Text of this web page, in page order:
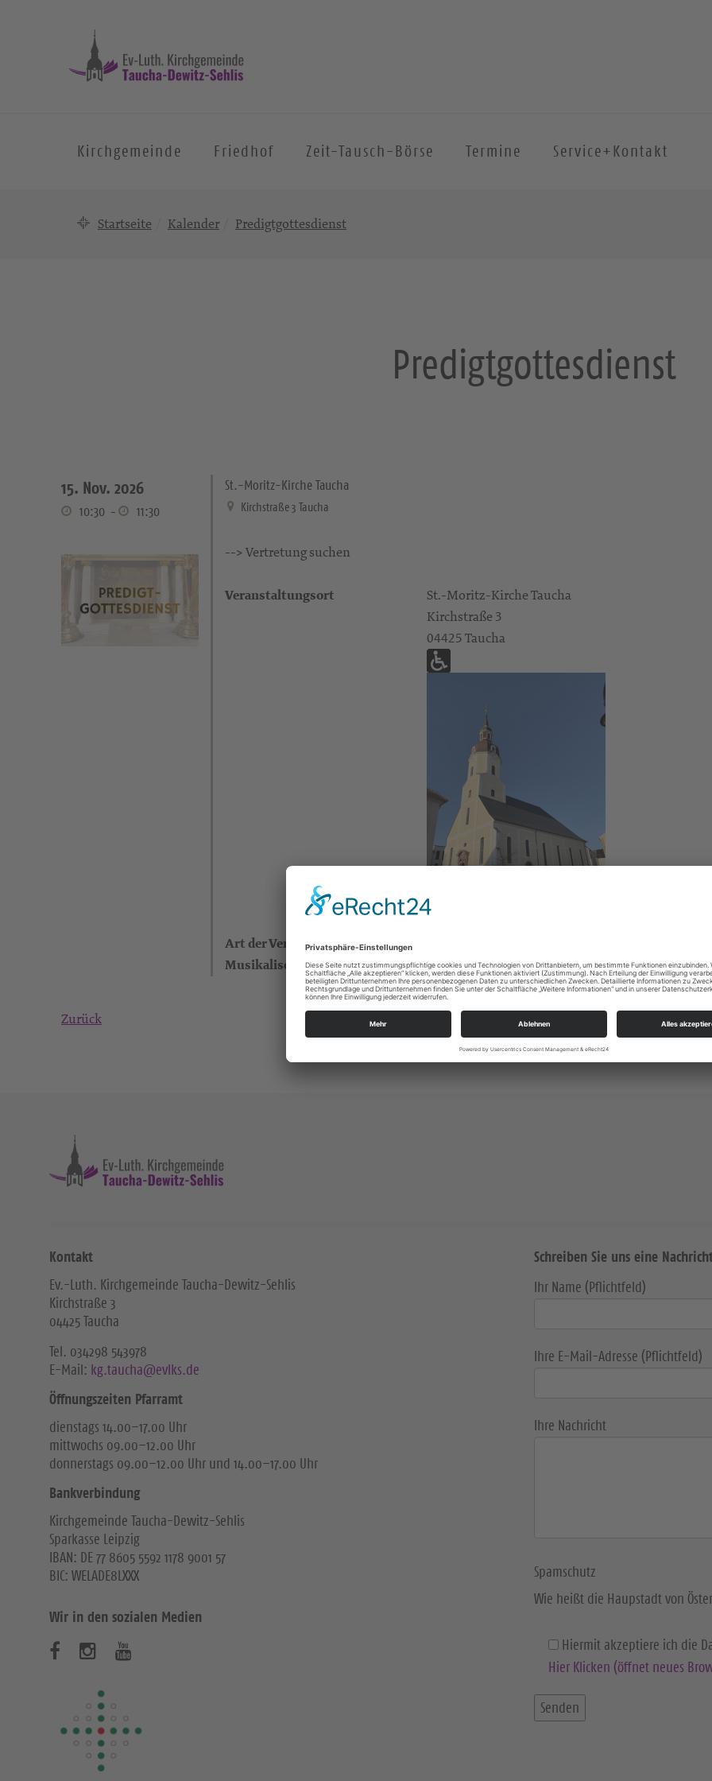
Kirchgemeinde Friedhof Zeit-Tausch-Börse Termine Service+Kontakt
Startseite Kalender Predigtgottesdienst
Predigtgottesdienst
15. Nov. 2026
10:30 - 11:30
St.-Moritz-Kirche Taucha
Kirchstraße 3 Taucha
--> Vertretung suchen
Veranstaltungsort
St.-Moritz-Kirche Taucha
Kirchstraße 3
04425 Taucha
Art der Veranstaltung
Musikalische Leitung Birkenfeld
Zurück
Kontakt
Ev.-Luth. Kirchgemeinde Taucha-Dewitz-Sehlis
Kirchstraße 3
04425 Taucha
Tel. ‭034298 543978‬
E-Mail: kg.taucha@evlks.de
Öffnungszeiten Pfarramt
dienstags 14.00–17.00 Uhr
mittwochs 09.00–12.00 Uhr
donnerstags 09.00–12.00 Uhr und 14.00–17.00 Uhr
Bankverbindung
Kirchgemeinde Taucha-Dewitz-Sehlis
Sparkasse Leipzig
IBAN: DE 77 8605 5592 1178 9001 57
BIC: WELADE8LXXX
Wir in den sozialen Medien
u
s
u
c
u
Schreiben Sie uns eine
Ihr Name (Pflichtfeld)
Ihre E-Mail-Adresse (Pflichtfeld)
Ihre Nachricht
Spamschutz
Wie heißt die Haupstadt von
Hiermit akzeptiere ich die
Hier Klicken (öffnet neues